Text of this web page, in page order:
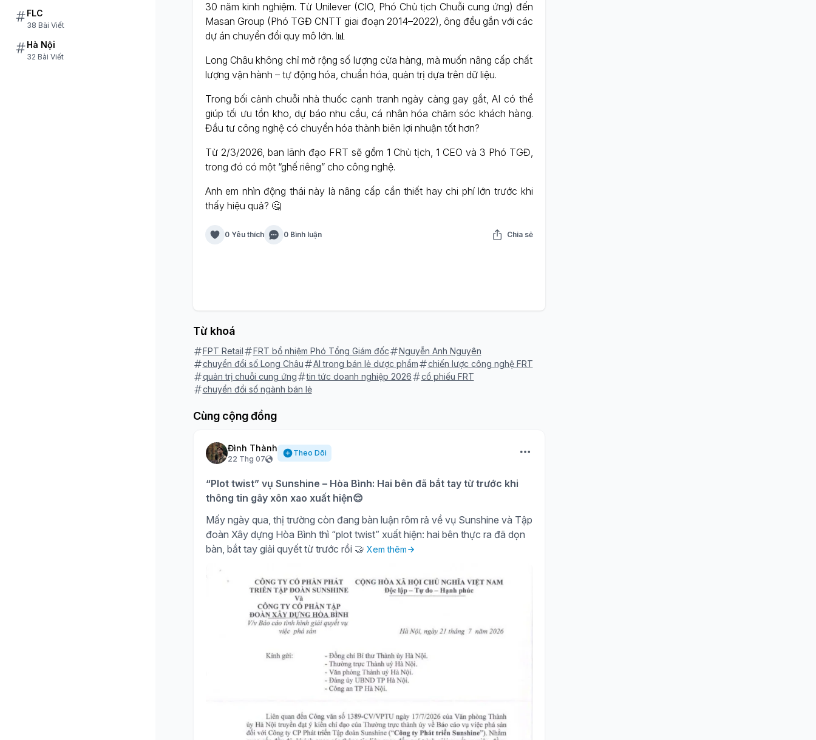
FLC
38 Bài Viết
Hà Nội
32 Bài Viết
30 năm kinh nghiệm. Từ Unilever (CIO, Phó Chủ tịch Chuỗi cung ứng) đến
Masan Group (Phó TGĐ CNTT giai đoạn 2014–2022), ông đều gắn với các
dự án chuyển đổi quy mô lớn. 📊
Long Châu không chỉ mở rộng số lượng cửa hàng, mà muốn nâng cấp chất
lượng vận hành – tự động hóa, chuẩn hóa, quản trị dựa trên dữ liệu.
Trong bối cảnh chuỗi nhà thuốc cạnh tranh ngày càng gay gắt, AI có thể
giúp tối ưu tồn kho, dự báo nhu cầu, cá nhân hóa chăm sóc khách hàng.
Đầu tư công nghệ có chuyển hóa thành biên lợi nhuận tốt hơn?
Từ 2/3/2026, ban lãnh đạo FRT sẽ gồm 1 Chủ tịch, 1 CEO và 3 Phó TGĐ,
trong đó có một “ghế riêng” cho công nghệ.
Anh em nhìn động thái này là nâng cấp cần thiết hay chi phí lớn trước khi
thấy hiệu quả? 🤔
0 Yêu thích 0 Bình luận Chia sẻ
Từ khoá
FPT Retail FRT bổ nhiệm Phó Tổng Giám đốc
Nguyễn Anh Nguyên
chuyển đổi số Long Châu
AI trong bán lẻ dược phẩm
chiến lược công nghệ FRT
quản trị chuỗi cung ứng
tin tức doanh nghiệp 2026
cổ phiếu FRT
chuyển đổi số ngành bán lẻ
Cùng cộng đồng
Đình Thành
22 Thg 07
Theo Dõi
“Plot twist” vụ Sunshine – Hòa Bình: Hai bên đã bắt tay từ trước khi
thông tin gây xôn xao xuất hiện😌
Mấy ngày qua, thị trường còn đang bàn luận rôm rả về vụ Sunshine và Tập
đoàn Xây dựng Hòa Bình thì “plot twist” xuất hiện: hai bên thực ra đã dọn
bàn, bắt tay giải quyết từ trước rồi 🤝 Xem thêm